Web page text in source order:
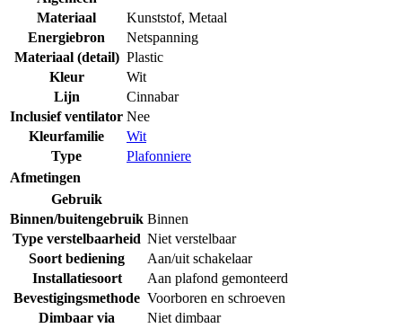
Materiaal
Kunststof, Metaal
Energiebron
Netspanning
Materiaal (detail) Plastic
Kleur
Wit
Lijn
Cinnabar
Inclusief ventilator Nee
Kleurfamilie
Wit
Type
Plafonniere
Afmetingen
Gebruik
Binnen/buitengebruik Binnen
Type verstelbaarheid Niet verstelbaar
Soort bediening
Aan/uit schakelaar
Installatiesoort
Aan plafond gemonteerd
Bevestigingsmethode Voorboren en schroeven
Dimbaar via
Niet dimbaar